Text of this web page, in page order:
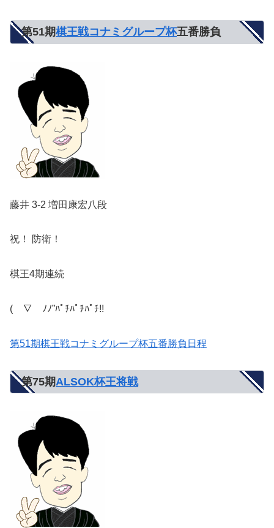
第51期棋王戦コナミグループ杯五番勝負
藤井 3-2 増田康宏八段
祝！ 防衛！
棋王4期連続
(￣∇￣ﾉﾉ”ﾊﾟﾁﾊﾟﾁﾊﾟﾁ!!
第51期棋王戦コナミグループ杯五番勝負日程
第75期ALSOK杯王将戦